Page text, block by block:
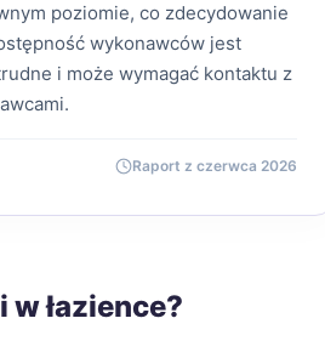
poziomie, co zdecydowanie
wykonawców jest
i może wymagać kontaktu z
Raport z czerwca 2026
łazience?